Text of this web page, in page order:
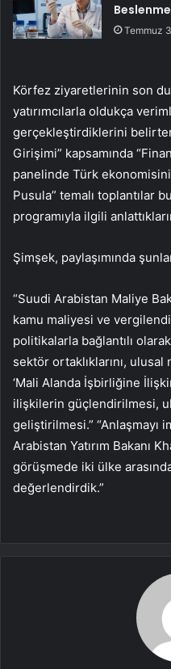
Temmuz
Körfez ziyaretlerinin son
yatırımcılarla oldukça
gerçekleştirdiklerini
Girişimi” kapsamında
panelinde Türk ekonomisini
Pusula” temalı toplantılar
programıyla ilgili
Şimşek, paylaşımında
“Suudi Arabistan Maliye
kamu maliyesi ve
politikalarla bağlantılı
sektör ortaklıklarını, ulusal
‘Mali Alanda İşbirliğine
ilişkilerin güçlendirilmesi,
geliştirilmesi.” “Anlaşmayı
Arabistan Yatırım Bakanı
görüşmede iki ülke
değerlendirdik.”